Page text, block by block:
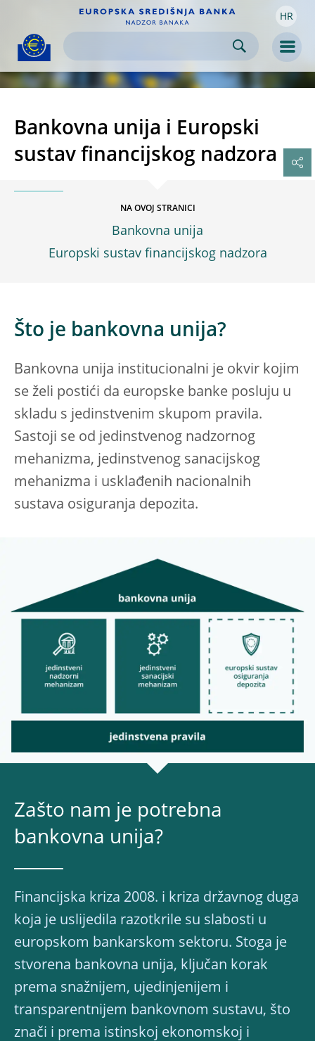
Skip to
content HR
Bankovna unija i Europski
sustav financijskog nadzora
NA OVOJ STRANICI
Bankovna unija
Europski sustav financijskog nadzora
Što je bankovna unija?
Bankovna unija institucionalni je okvir kojim
se želi postići da europske banke posluju u
skladu s jedinstvenim skupom pravila.
Sastoji se od jedinstvenog nadzornog
mehanizma, jedinstvenog sanacijskog
mehanizma i usklađenih nacionalnih
sustava osiguranja depozita.
Zašto nam je potrebna
bankovna unija?
Financijska kriza 2008. i kriza državnog duga
koja je uslijedila razotkrile su slabosti u
europskom bankarskom sektoru. Stoga je
stvorena bankovna unija, ključan korak
prema snažnijem, ujedinjenijem i
transparentnijem bankovnom sustavu, što
znači i prema istinskoj ekonomskoj i